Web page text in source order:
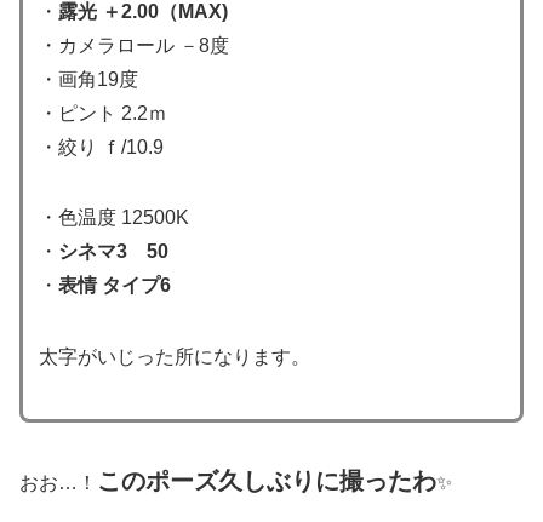
・ 露光 ＋2.00（MAX)
・カメラロール －8度
・画角19度
・ピント 2.2ｍ
・絞り ｆ/10.9
・色温度 12500K
・ シネマ3 50
・ 表情 タイプ6
太字がいじった所になります。
おお…！ このポーズ久しぶりに撮ったわ✨